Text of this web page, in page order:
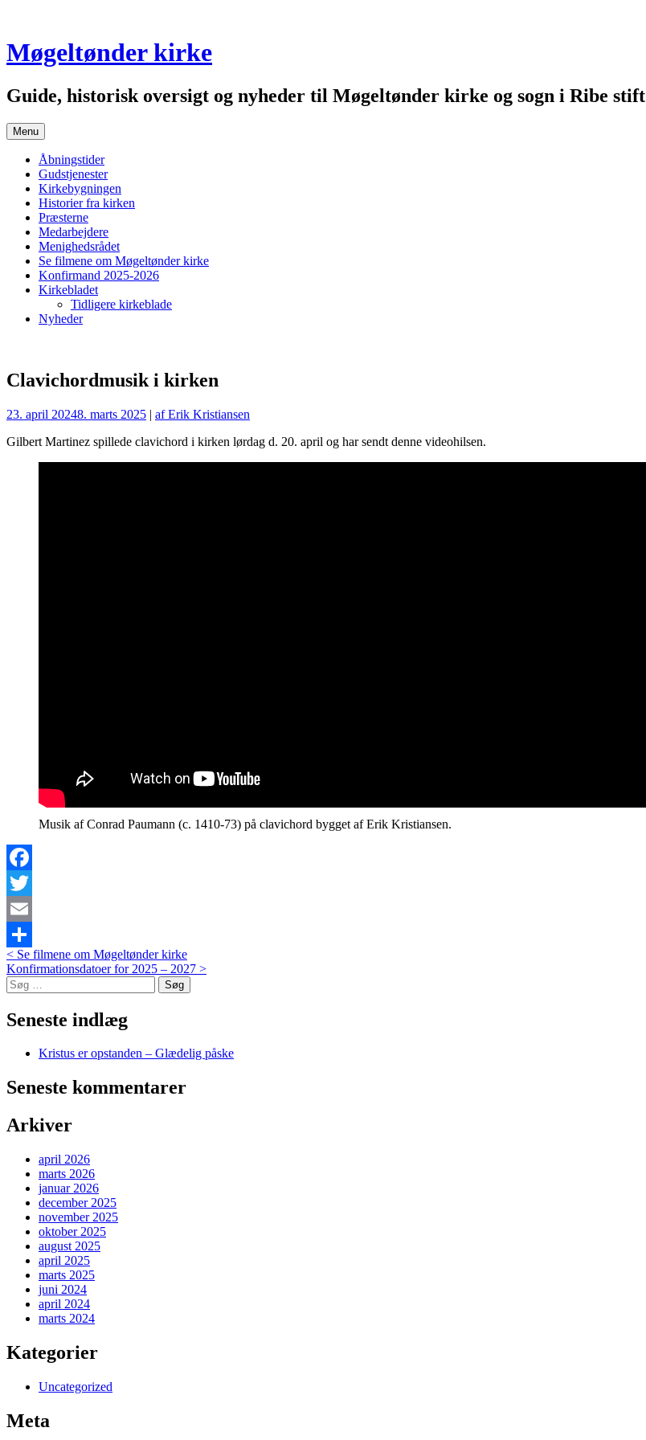
content
Møgeltønder kirke
Guide, historisk oversigt og nyheder til Møgeltønder kirke og sogn i Ribe stift
Menu
Åbningstider
Gudstjenester
Kirkebygningen
Historier fra kirken
Præsterne
Medarbejdere
Menighedsrådet
Se filmene om Møgeltønder kirke
Konfirmand 2025-2026
Kirkebladet
Tidligere kirkeblade
Nyheder
Clavichordmusik i kirken
23. april 20248. marts 2025 | af Erik Kristiansen
Gilbert Martinez spillede clavichord i kirken lørdag d. 20. april og har sendt denne videohilsen.
Musik af Conrad Paumann (c. 1410-73) på clavichord bygget af Erik Kristiansen.
Facebook
Twitter
Email
Del
Post
navigation
< Se filmene om Møgeltønder kirke
Konfirmationsdatoer for 2025 – 2027 >
Søg
efter:
Seneste indlæg
Kristus er opstanden – Glædelig påske
Seneste kommentarer
Arkiver
april 2026
marts 2026
januar 2026
december 2025
november 2025
oktober 2025
august 2025
april 2025
marts 2025
juni 2024
april 2024
marts 2024
Kategorier
Uncategorized
Meta